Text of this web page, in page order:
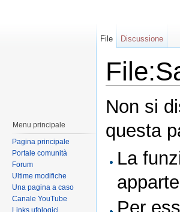
Non si
questa
La
Per
File Discussione
Menu principale
Pagina principale
Portale comunità
Forum
Ultime modifiche
Una pagina a caso
Canale YouTube
Links ufologici